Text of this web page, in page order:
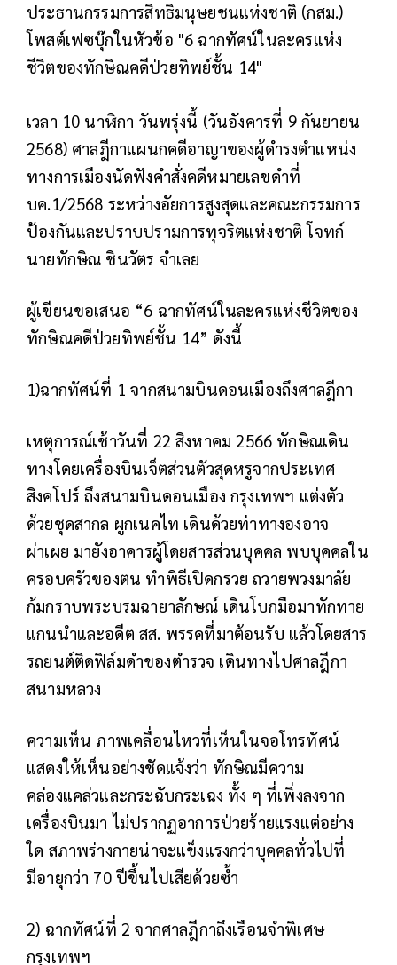
ประธานกรรมการสิทธิมนุษยชนแห่งชาติ (กสม.)
โพสต์เฟซบุ๊กในหัวข้อ "6 ฉากทัศน์ในละครแห่ง
ชีวิตของทักษิณคดีป่วยทิพย์ชั้น 14"
เวลา 10 นาฬิกา วันพรุ่งนี้ (วันอังคารที่ 9 กันยายน
2568) ศาลฎีกาแผนกคดีอาญาของผู้ดำรงตำแหน่ง
ทางการเมืองนัดฟังคำสั่งคดีหมายเลขดำที่
บค.1/2568 ระหว่างอัยการสูงสุดและคณะกรรมการ
ป้องกันและปราบปรามการทุจริตแห่งชาติ โจทก์
นายทักษิณ ชินวัตร จำเลย
ผู้เขียนขอเสนอ “6 ฉากทัศน์ในละครแห่งชีวิตของ
ทักษิณคดีป่วยทิพย์ชั้น 14” ดังนี้
1)ฉากทัศน์ที่ 1 จากสนามบินดอนเมืองถึงศาลฎีกา
เหตุการณ์เช้าวันที่ 22 สิงหาคม 2566 ทักษิณเดิน
ทางโดยเครื่องบินเจ็ตส่วนตัวสุดหรูจากประเทศ
สิงคโปร์ ถึงสนามบินดอนเมือง กรุงเทพฯ แต่งตัว
ด้วยชุดสากล ผูกเนคไท เดินด้วยท่าทางองอาจ
ผ่าเผย มายังอาคารผู้โดยสารส่วนบุคคล พบบุคคลใน
ครอบครัวของตน ทำพิธีเปิดกรวย ถวายพวงมาลัย
ก้มกราบพระบรมฉายาลักษณ์ เดินโบกมือมาทักทาย
แกนนำและอดีต สส. พรรคที่มาต้อนรับ แล้วโดยสาร
รถยนต์ติดฟิล์มดำของตำรวจ เดินทางไปศาลฎีกา
สนามหลวง
ความเห็น ภาพเคลื่อนไหวที่เห็นในจอโทรทัศน์
แสดงให้เห็นอย่างชัดแจ้งว่า ทักษิณมีความ
คล่องแคล่วและกระฉับกระเฉง ทั้ง ๆ ที่เพิ่งลงจาก
เครื่องบินมา ไม่ปรากฏอาการป่วยร้ายแรงแต่อย่าง
ใด สภาพร่างกายน่าจะแข็งแรงกว่าบุคคลทั่วไปที่
มีอายุกว่า 70 ปีขึ้นไปเสียด้วยซ้ำ
2) ฉากทัศน์ที่ 2 จากศาลฎีกาถึงเรือนจำพิเศษ
กรุงเทพฯ